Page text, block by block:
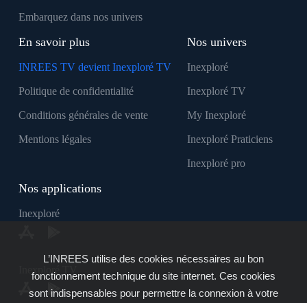
Embarquez dans nos univers
En savoir plus
INREES TV devient Inexploré TV
Politique de confidentialité
Conditions générales de vente
Mentions légales
Nos univers
Inexploré
Inexploré TV
My Inexploré
Inexploré Praticiens
Inexploré pro
Nos applications
Inexploré
Inexploré TV
L’INREES utilise des cookies nécessaires au bon
fonctionnement technique du site internet. Ces cookies
sont indispensables pour permettre la connexion à votre